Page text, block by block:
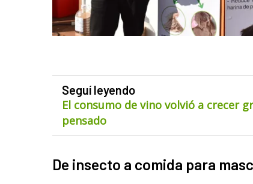
Seguí leyendo
El consumo de vino volvió a crecer
pensado
De insecto a comida para